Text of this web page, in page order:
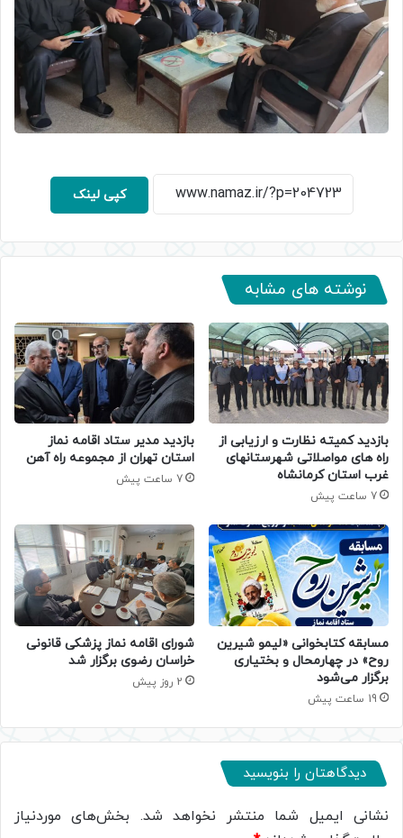
کپی لینک
نوشته های مشابه
بازدید کمیته نظارت و ارزیابی از
راه های مواصلاتی شهرستانهای
غرب استان کرمانشاه
7 ساعت پیش
بازدید مدیر ستاد اقامه نماز
استان تهران از مجموعه راه آهن
7 ساعت پیش
مسابقه کتابخوانی «لیمو شیرین
روح» در چهارمحال و بختیاری
برگزار می‌شود
19 ساعت پیش
شورای اقامه نماز پزشکی قانونی
خراسان رضوی برگزار شد
2 روز پیش
دیدگاهتان را بنویسید
نشانی ایمیل شما منتشر نخواهد شد. بخش‌های موردنیاز